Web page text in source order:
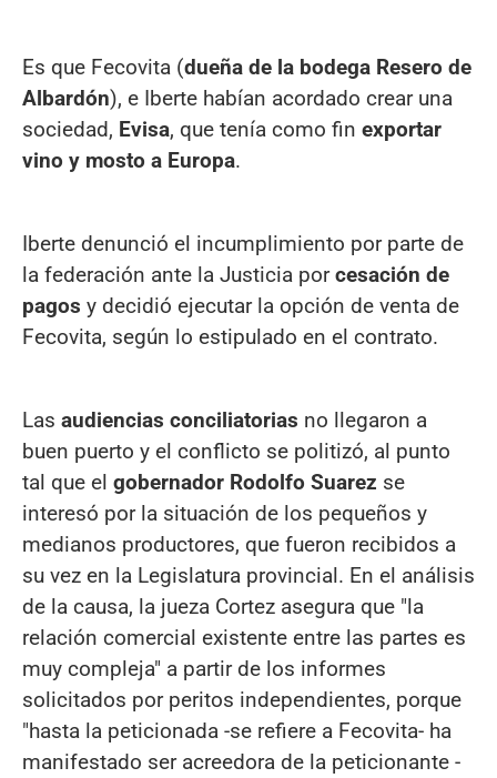
Es que Fecovita (dueña de la bodega Resero de
Albardón), e Iberte habían acordado crear una
sociedad, Evisa, que tenía como fin exportar
vino y mosto a Europa.
Iberte denunció el incumplimiento por parte de
la federación ante la Justicia porcesación de
pagos y decidió ejecutar la opción de venta de
Fecovita, según lo estipulado en el contrato.
Las audiencias conciliatorias no llegaron a
buen puerto y el conflicto se politizó, al punto
tal que el gobernador Rodolfo Suarez se
interesó por la situación de los pequeños y
medianos productores, que fueron recibidos a
su vez en la Legislatura provincial. En el análisis
de la causa, la jueza Cortez asegura que "la
relación comercial existente entre las partes es
muy compleja" a partir de los informes
solicitados por peritos independientes, porque
"hasta la peticionada -se refiere a Fecovita- ha
manifestado ser acreedora de la peticionante -